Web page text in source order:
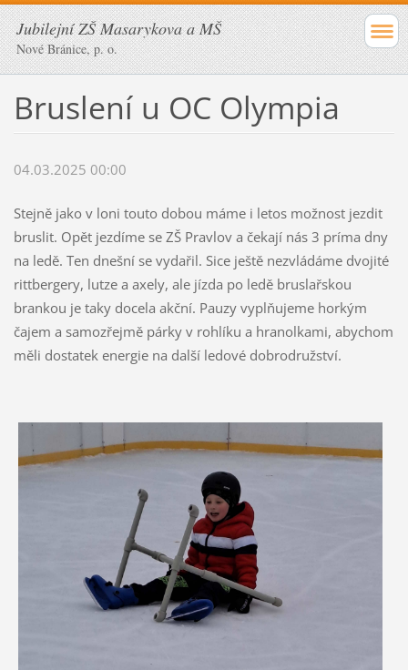
Jubilejní ZŠ Masarykova a MŠ
Nové Bránice, p. o.
Bruslení u OC Olympia
04.03.2025 00:00
Stejně jako v loni touto dobou máme i letos možnost jezdit
bruslit. Opět jezdíme se ZŠ Pravlov a čekají nás 3 príma dny
na ledě. Ten dnešní se vydařil. Sice ještě nezvládáme dvojité
rittbergery, lutze a axely, ale jízda po ledě bruslařskou
brankou je taky docela akční. Pauzy vyplňujeme horkým
čajem a samozřejmě párky v rohlíku a hranolkami, abychom
měli dostatek energie na další ledové dobrodružství.